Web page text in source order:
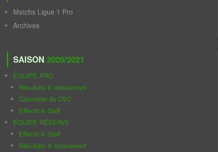
Matchs Ligue 1 Pro
Archives
SAISON 2020/2021
ÉQUIPE PRO
Résultats & classement
Calendrier du CSC
Effectif & Staff
ÉQUIPE RÉSERVE
Effectif & Staff
Résultats & classement